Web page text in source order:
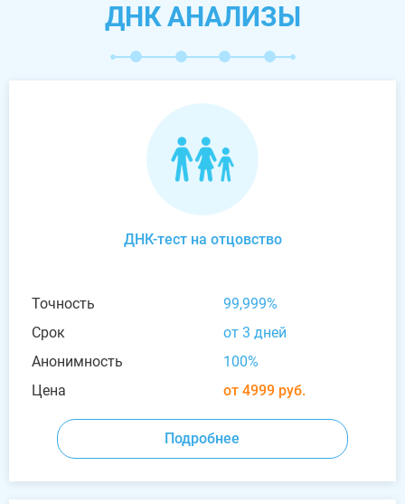
ДНК АНАЛИЗЫ
ДНК-тест на отцовство
Точность
99,999%
Срок
от 3 дней
Анонимность
100%
Цена
от 4999 руб.
Подробнее